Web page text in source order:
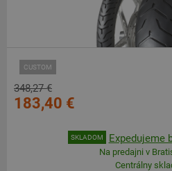
CUSTOM
348,27 €
183,40 €
SKLADOM Expedujeme
Na predajni v
Centrálny